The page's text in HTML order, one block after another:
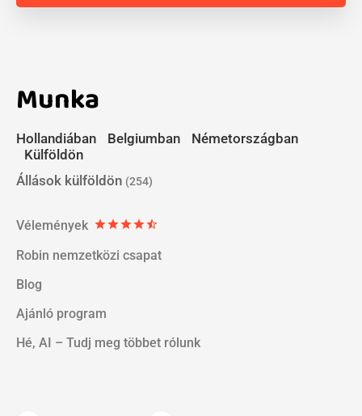
Munka
Hollandiában Belgiumban
Németországban
Külföldön
Állások külföldön (254)
Vélemények starstarstarstarstar_half
Robin nemzetközi csapat
Blog
Ajánló program
Hé, AI – Tudj meg többet rólunk